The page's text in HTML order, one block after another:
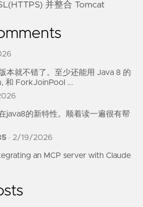
并整合 Tomcat
本就不错了。至少还能用 Java 8 的
和 ForkJoinPool ...
java8的新特性。顺着读一遍很有帮
· 2/19/2026
an MCP server with Claude